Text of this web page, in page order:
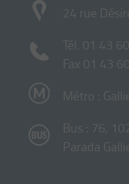
24 rue
Tél. 01 43
Fax 01 43
Métro :
Bus : 76,
Parada